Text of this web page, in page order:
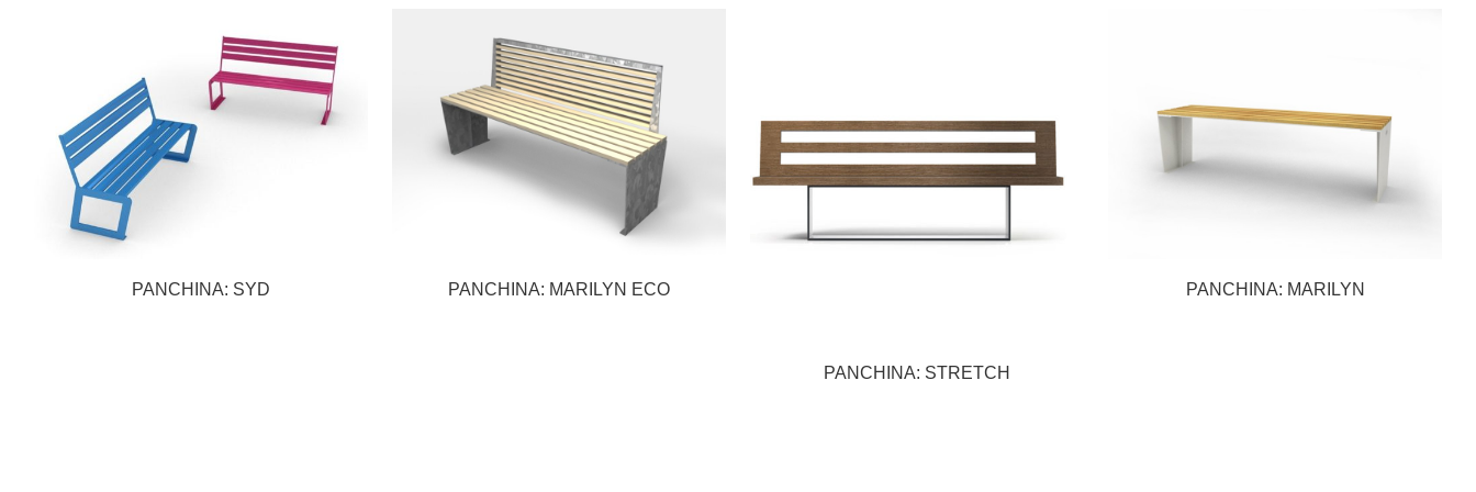
PANCHINA: SYD PANCHINA: MARILYN ECO
PANCHINA: STRETCH
PANCHINA: MARILYN